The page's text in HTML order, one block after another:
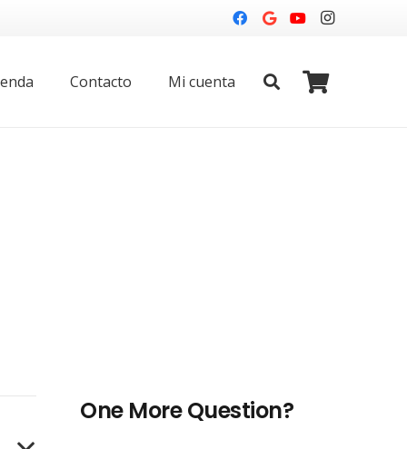
Contacto Mi cuenta
One More Question?